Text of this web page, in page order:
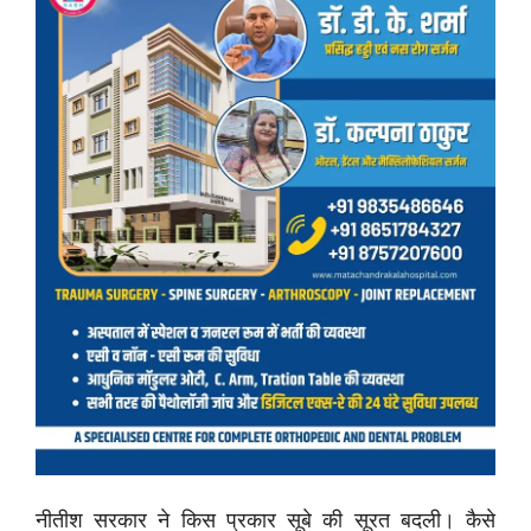
नीतीश सरकार ने किस प्रकार सूबे की सूरत बदली। कैसे